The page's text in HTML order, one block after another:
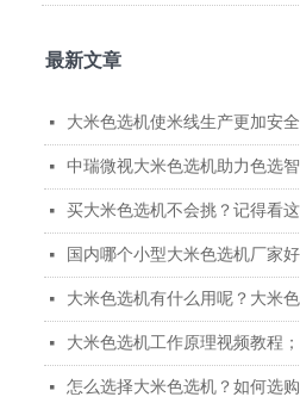
넷 大米色选机使米线生产更加安全
넷
넷
넷
넷
넷
넷
最新文章